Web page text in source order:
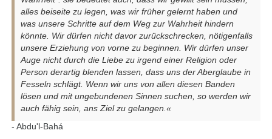
alles beiseite zu legen, was wir früher gelernt haben und
was unsere Schritte auf dem Weg zur Wahrheit hindern
könnte. Wir dürfen nicht davor zurückschrecken, nötigenfalls
unsere Erziehung von vorne zu beginnen. Wir dürfen unser
Auge nicht durch die Liebe zu irgend einer Religion oder
Person derartig blenden lassen, dass uns der Aberglaube in
Fesseln schlägt. Wenn wir uns von allen diesen Banden
lösen und mit ungebundenen Sinnen suchen, so werden wir
auch fähig sein, ans Ziel zu gelangen.«
- Abdu'l-Bahá